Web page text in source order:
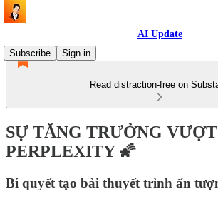
AI Update
Subscribe
Sign in
Read distraction-free on
SỰ TĂNG TRƯỞNG
PERPLEXITY 🌠
Bí quyết tạo bài thuyết trình ấn